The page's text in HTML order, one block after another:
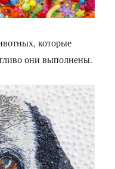
которые
они выполнены.